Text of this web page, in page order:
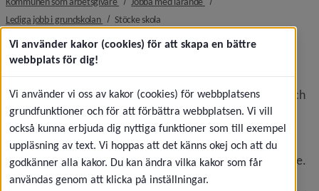
Lediga jobb i grundskolan nivå i brödsmulenavigeringen
Stöcke skolanivå i brödsmulenavigeringen
Stöcke skola
Stöcke skola har cirka 170 elever från förskoleklass till och
med årskurs 6. Av dessa är det cirka 100 barn som är
inskrivna i skolans fritidshemsverksamhet. Skolan har två
hemvister, Spiran och Spoven. Personalen på
fritidshemmen har ett nära samarbete med skolans lärare.
Skolan som ligger mitt i byn, har sedan hösten 2016 en
Vi använder kakor (cookies) för att skapa en bättre
webbplats för dig!
Vi använder vi oss av kakor (cookies) för webbplatsens
grundfunktioner och för att förbättra webbplatsen. Vi vill
också kunna erbjuda dig nyttiga funktioner som till exempel
uppläsning av text. Vi hoppas att det känns okej och att du
godkänner alla kakor. Du kan ändra vilka kakor som får
användas genom att klicka på inställningar.